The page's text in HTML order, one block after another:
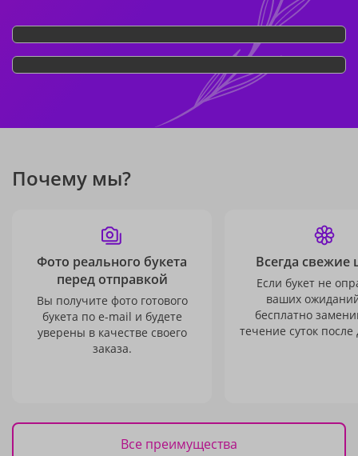
Почему мы?
Фото реального букета
перед отправкой
Вы получите фото готового
букета по e-mail и будете
уверены в качестве своего
заказа.
Всегда свежие
Если букет не
ваших
бесплатно
течение суток после
Все преимущества